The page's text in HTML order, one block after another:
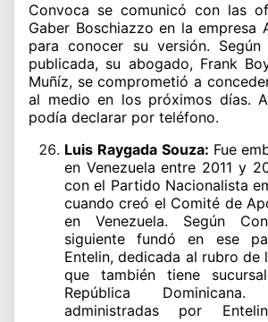
Convoca se comunicó con las
Gaber Boschiazzo en la empresa
para conocer su versión.
publicada, su abogado, Frank
Muñíz, se comprometió a
al medio en los próximos días.
podía declarar por teléfono.
Luis Raygada Souza: Fue
en Venezuela entre 2011 y
con el Partido Nacionalista
cuando creó el Comité de
en Venezuela. Según
siguiente fundó en ese
Entelin, dedicada al rubro de
que también tiene
República
administradas por